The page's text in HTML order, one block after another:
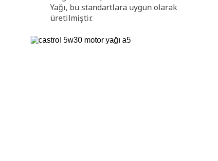
Yağı, bu standartlara uygun olarak
üretilmiştir.